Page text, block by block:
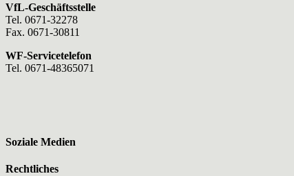
VfL-Geschäftsstelle
Tel. 0671-32278
Fax. 0671-30811
WF-Servicetelefon
Tel. 0671-48365071
Soziale Medien
Rechtliches